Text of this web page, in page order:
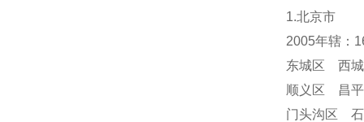
1.北京市
2005年辖：
东城区 西
顺义区 昌
门头沟区